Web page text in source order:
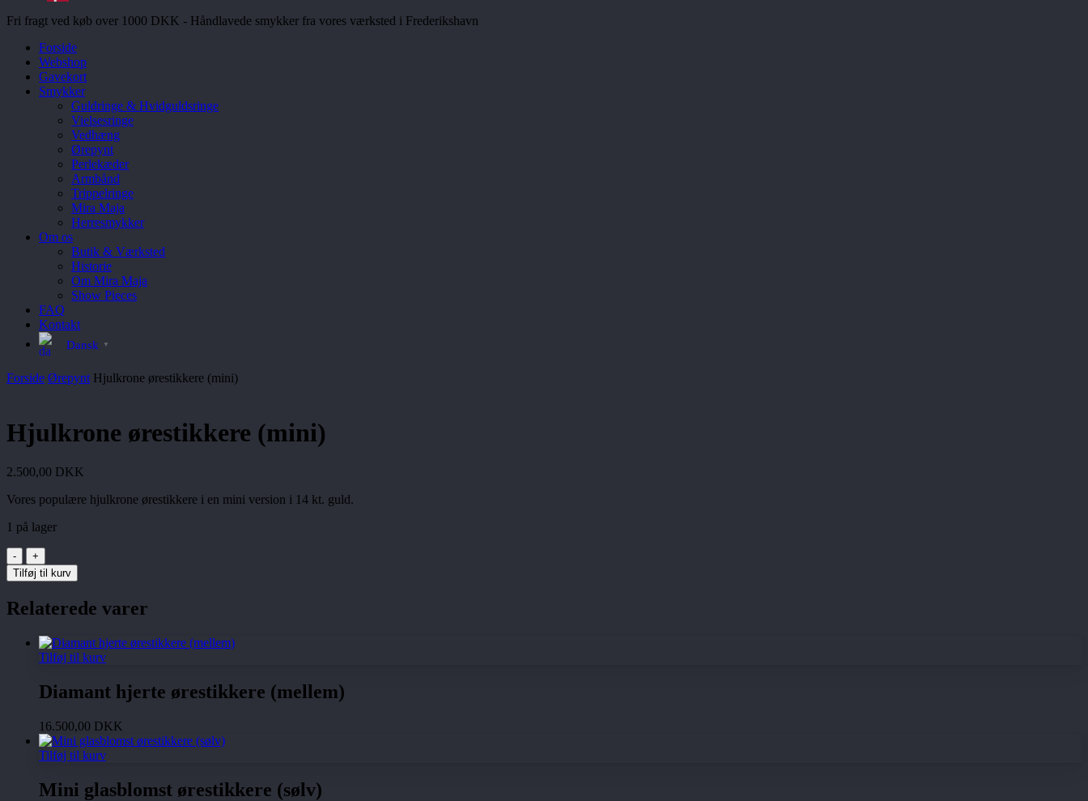
Fri fragt ved køb over 1000 DKK - Håndlavede smykker fra vores værksted i Frederikshavn
Forside
Webshop
Gavekort
Smykker
Guldringe & Hvidguldsringe
Vielsesringe
Vedhæng
Ørepynt
Perlekæder
Armbånd
Trippelringe
Mira Maja
Herresmykker
Om os
Butik & Værksted
Historie
Om Mira Maja
Show Pieces
FAQ
Kontakt
Dansk ▼
Forside Ørepynt Hjulkrone ørestikkere (mini)
Hjulkrone ørestikkere (mini)
2.500,00 DKK
Vores populære hjulkrone ørestikkere i en mini version i 14 kt. guld.
1 på lager
Hjulkrone
ørestikkere
(mini)
Tilføj til kurv
Relaterede varer
Tilføj til kurv
Diamant hjerte ørestikkere (mellem)
16.500,00 DKK
Tilføj til kurv
Mini glasblomst ørestikkere (sølv)